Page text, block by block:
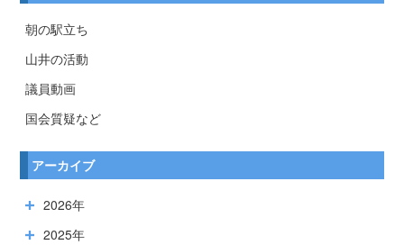
朝の駅立ち
山井の活動
議員動画
国会質疑など
アーカイブ
2026年
2025年